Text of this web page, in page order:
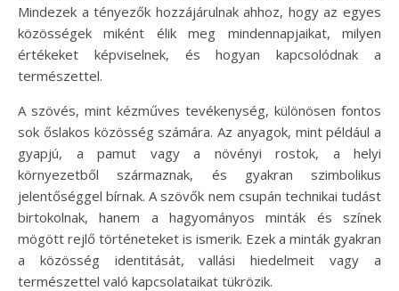
Mindezek a tényezők hozzájárulnak ahhoz, hogy az egyes
közösségek miként élik meg mindennapjaikat, milyen
értékeket képviselnek, és hogyan kapcsolódnak a
természettel.
A szövés, mint kézműves tevékenység, különösen fontos
sok őslakos közösség számára. Az anyagok, mint például a
gyapjú, a pamut vagy a növényi rostok, a helyi
környezetből származnak, és gyakran szimbolikus
jelentőséggel bírnak. A szövők nem csupán technikai tudást
birtokolnak, hanem a hagyományos minták és színek
mögött rejlő történeteket is ismerik. Ezek a minták gyakran
a közösség identitását, vallási hiedelmeit vagy a
természettel való kapcsolataikat tükrözik.